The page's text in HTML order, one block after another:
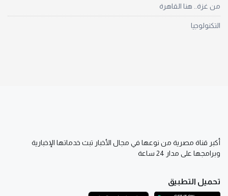
من غزة.. هنا القاهرة
التكنولوجيا
أكبر قناة مصرية من نوعها في مجال الأخبار تبث خدماتها الإخبارية
وبرامجها على مدار 24 ساعة
تحميل التطبيق